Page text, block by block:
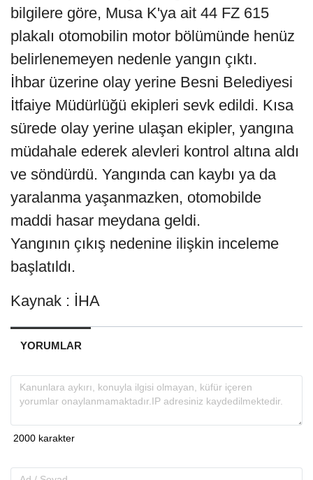
bilgilere göre, Musa K'ya ait 44 FZ 615
plakalı otomobilin motor bölümünde henüz
belirlenemeyen nedenle yangın çıktı.
İhbar üzerine olay yerine Besni Belediyesi
İtfaiye Müdürlüğü ekipleri sevk edildi. Kısa
sürede olay yerine ulaşan ekipler, yangına
müdahale ederek alevleri kontrol altına aldı
ve söndürdü. Yangında can kaybı ya da
yaralanma yaşanmazken, otomobilde
maddi hasar meydana geldi.
Yangının çıkış nedenine ilişkin inceleme
başlatıldı.
Kaynak : İHA
YORUMLAR